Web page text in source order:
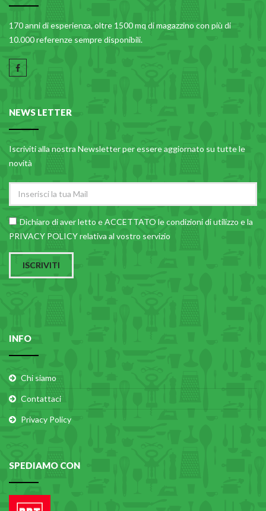
170 anni di esperienza, oltre 1500 mq di magazzino con più di
10.000 referenze sempre disponibili.
NEWS LETTER
Iscriviti alla nostra Newsletter per essere aggiornato su tutte le
novità
Dichiaro di aver letto e ACCETTATO lecondizioni di utilizzo e la
PRIVACY POLICY relativa al vostro servizio
ISCRIVITI
INFO
Chi siamo
Contattaci
Privacy Policy
SPEDIAMO CON